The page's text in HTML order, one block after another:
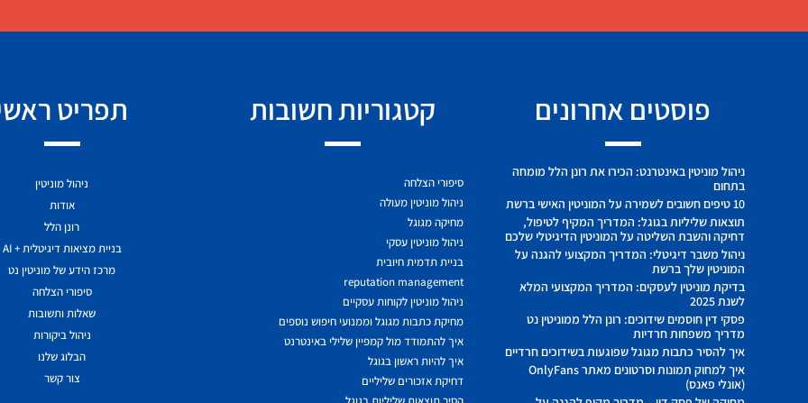
פוסטים אחרונים
ניהול מוניטין באינטרנט: הכירו את רונן הלל מומחה
בתחום
10 טיפים חשובים לשמירה על המוניטין האישי ברשת
תוצאות שליליות בגוגל: המדריך המקיף לטיפול,
דחיקה והשבת השליטה על המוניטין הדיגיטלי שלכם
ניהול משבר דיגיטלי: המדריך המקצועי להגנה על
המוניטין שלך ברשת
בדיקת מוניטין לעסקים: המדריך המקצועי המלא
לשנת 2025
פסקי דין חוסמים שידוכים: רונן הלל ממוניטין נט
מדריך משפחות חרדיות
איך להסיר כתבות מגוגל שפוגעות בשידוכים חרדיים
איך למחוק תמונות וסרטונים מאתר OnlyFans
(אונלי פאנס)
קטגוריות חשובות
סיפורי הצלחה
ניהול מוניטין מעולה
מחיקה מגוגל
ניהול מוניטין עסקי
בניית תדמית חיובית
reputation management
ניהול מוניטין לקוחות עסקיים
מחיקת כתבות מגוגל וממנועי חיפוש נוספים
איך להתמודד מול קמפיין שלילי באינטרנט
איך להיות ראשון בגוגל
דחיקת אזכורים שליליים
תפריט
ניהול מוניטין
אודות
רונן הלל
בניית מציאות דיגיטלית + AI
מרכז הידע של מוניטין נט
סיפורי הצלחה
שאלות ותשובות
ניהול ביקורות
הבלוג שלנו
צור קשר